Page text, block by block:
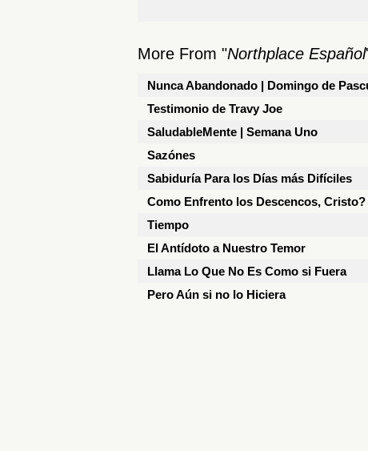
More From "Northplace Español
Nunca Abandonado | Domingo de
Testimonio de Travy Joe
SaludableMente | Semana Uno
Sazónes
Sabiduría Para los Días más Difíciles
Como Enfrento los Descencos, Cristo?
Tiempo
El Antídoto a Nuestro Temor
Llama Lo Que No Es Como si Fuera
Pero Aún si no lo Hiciera